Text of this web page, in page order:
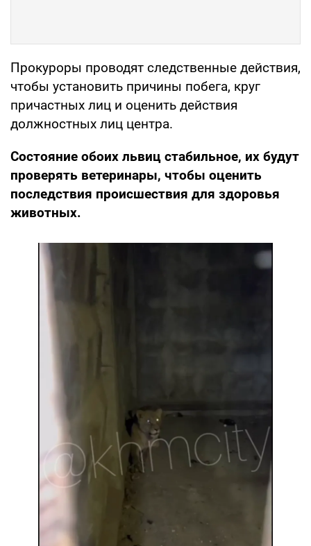
Прокуроры проводят следственные действия,
чтобы установить причины побега, круг
причастных лиц и оценить действия
должностных лиц центра.
Состояние обоих львиц стабильное, их будут
проверять ветеринары, чтобы оценить
последствия происшествия для здоровья
животных.